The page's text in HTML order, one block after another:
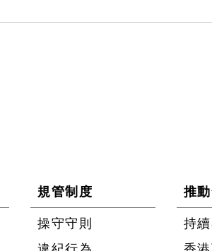
規管制度
操守守則
推
持